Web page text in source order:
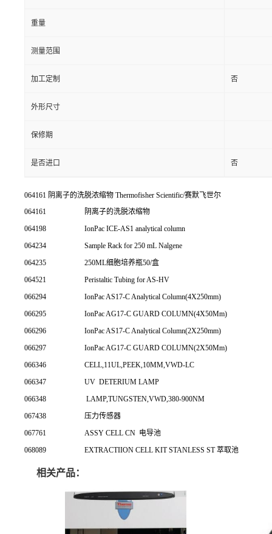
重量
测量范围
加工定制 否
外形尺寸
保修期
是否进口 否
064161 阴离子的洗脱浓缩物 Thermofisher Scientific/赛默飞世尔
064161
阴离子的洗脱浓缩物
064198
IonPac ICE-AS1 analytical column
064234
Sample Rack for 250 mL Nalgene
064235
250ML细胞培养瓶50/盒
064521
Peristaltic Tubing for AS-HV
066294
IonPac AS17-C Analytical Column(4X250mm)
066295
IonPac AG17-C GUARD COLUMN(4X50Mm)
066296
IonPac AS17-C Analytical Column(2X250mm)
066297
IonPac AG17-C GUARD COLUMN(2X50Mm)
066346
CELL,11UL,PEEK,10MM,VWD-LC
066347
UV DETERIUM LAMP
066348
LAMP,TUNGSTEN,VWD,380-900NM
067438
压力传感器
067761
ASSY CELL CN 电导池
068089
EXTRACTIION CELL KIT STANLESS ST 萃取池
相关产品：